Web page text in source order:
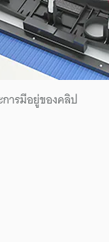
ารมีอยู่ของคลิป